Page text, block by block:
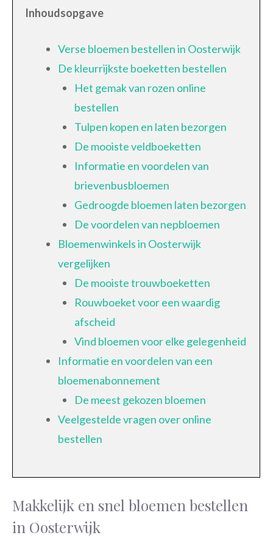
Inhoudsopgave
Verse bloemen bestellen in Oosterwijk
De kleurrijkste boeketten bestellen
Het gemak van rozen online
bestellen
Tulpen kopen en laten bezorgen
De mooiste veldboeketten
Informatie en voordelen van
brievenbusbloemen
Gedroogde bloemen laten bezorgen
De voordelen van nepbloemen
Bloemenwinkels in Oosterwijk
vergelijken
De mooiste trouwboeketten
Rouwboeket voor een waardig
afscheid
Vind bloemen voor elke gelegenheid
Informatie en voordelen van een
bloemenabonnement
De meest gekozen bloemen
Veelgestelde vragen over online
bestellen
Makkelijk en snel bloemen bestellen
in Oosterwijk